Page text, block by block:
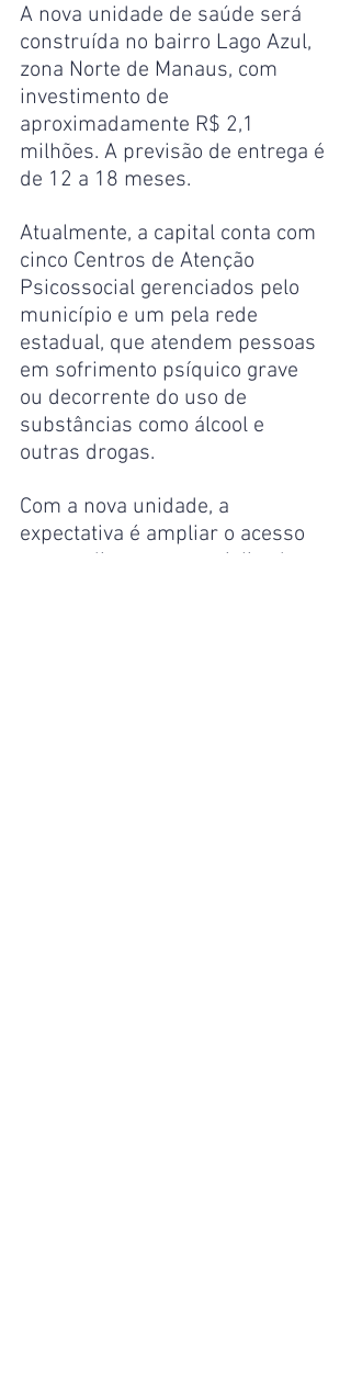
A nova unidade de saúde será
construída no bairro Lago Azul,
zona Norte de Manaus, com
investimento de
aproximadamente R$ 2,1
milhões. A previsão de entrega é
de 12 a 18 meses.
Atualmente, a capital conta com
cinco Centros de Atenção
Psicossocial gerenciados pelo
município e um pela rede
estadual, que atendem pessoas
em sofrimento psíquico grave
ou decorrente do uso de
substâncias como álcool e
outras drogas.
Com a nova unidade, a
expectativa é ampliar o acesso
ao atendimento especializado